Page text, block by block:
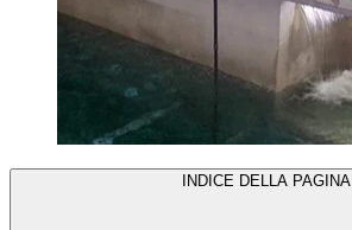
INDICE DELLA PAGINA